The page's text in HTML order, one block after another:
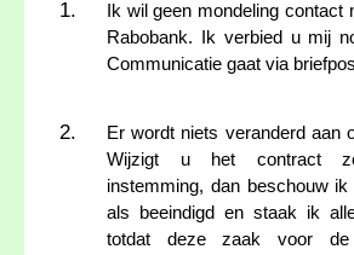
Ik wil geen mondeling contact
Rabobank. Ik verbied u mij
Communicatie gaat via
Er wordt niets veranderd aan
Wijzigt u het contract
instemming, dan beschouw
als beeindigd en staak ik
totdat deze zaak voor